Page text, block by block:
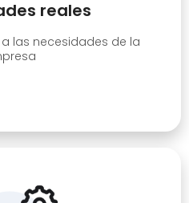
reales
las necesidades de la